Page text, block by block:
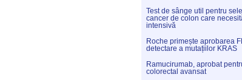
Test de sânge util pentru
cancer de colon care
intensivă
Roche primește aprobarea
detectare a mutațiilor KRAS
Ramucirumab, aprobat
colorectal avansat